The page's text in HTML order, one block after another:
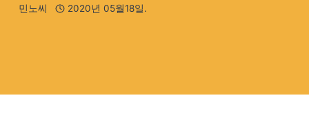
민노씨 2020년 05월18일.